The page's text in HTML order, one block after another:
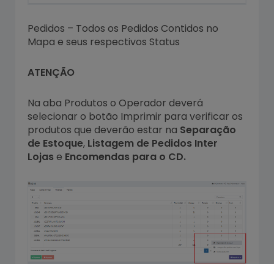
Pedidos – Todos os Pedidos Contidos no
Mapa e seus respectivos Status
ATENÇÃO
Na aba Produtos o Operador deverá
selecionar o botão Imprimir para verificar os
produtos que deverão estar na Separação
de Estoque, Listagem de Pedidos Inter
Lojas e Encomendas para o CD.